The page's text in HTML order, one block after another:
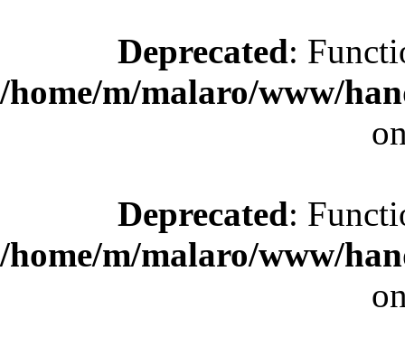
Deprecated:
/home/m/malaro/www/
Deprecated:
/home/m/malaro/www/